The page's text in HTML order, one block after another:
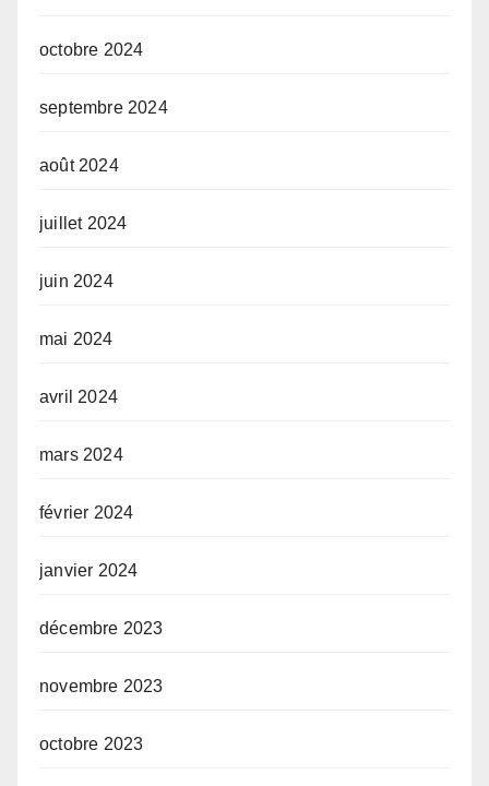
octobre 2024
septembre 2024
août 2024
juillet 2024
juin 2024
mai 2024
avril 2024
mars 2024
février 2024
janvier 2024
décembre 2023
novembre 2023
octobre 2023